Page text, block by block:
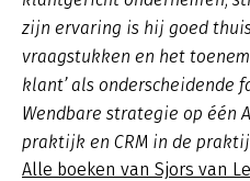
zijn ervaring is hij goed
vraagstukken en het
klant’ als onderscheidende
Wendbare strategie op één
praktijk en CRM in de
Alle boeken van Sjors van